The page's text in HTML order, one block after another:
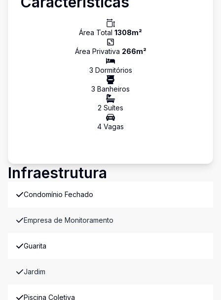
Área Total 1308m²
Área Privativa 266m²
3 Dormitórios
3 Banheiros
2 Suítes
4 Vagas
Infraestrutura
Condomínio Fechado
Empresa de Monitoramento
Guarita
Jardim
Piscina Coletiva